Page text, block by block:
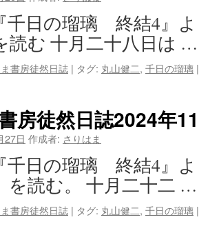
千日の瑠璃 終結4』
読む 十月二十八日は
書房徒然日誌 | タグ: 丸山健二, 千日の瑠璃 |
房徒然日誌2024年
27日 作成者: さりはま
千日の瑠璃 終結4』
を読む。 十月二十二
書房徒然日誌 | タグ: 丸山健二, 千日の瑠璃 |